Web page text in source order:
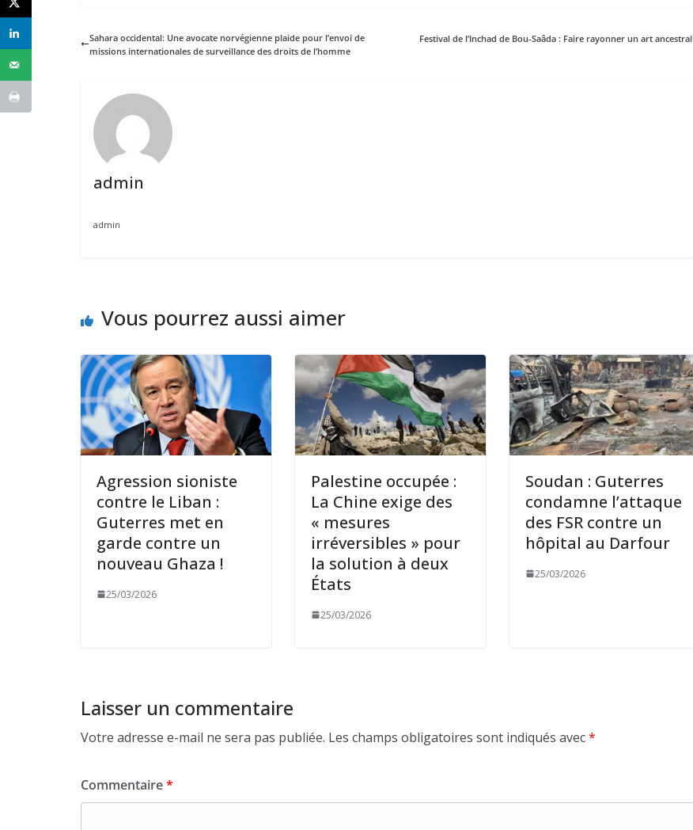
Sahara occidental: Une avocate norvégienne plaide pour l’envoi de
missions internationales de surveillance des droits de l’homme
Festival de l’Inchad de Bou-Saâda : Faire rayonner un art ancestral
admin
admin
Vous pourrez aussi aimer
Agression sioniste
contre le Liban :
Guterres met en
garde contre un
nouveau Ghaza !
25/03/2026
Palestine occupée :
La Chine exige des
« mesures
irréversibles » pour
la solution à deux
États
25/03/2026
Soudan : Guterres
condamne l’attaque
des FSR contre un
hôpital au Darfour
25/03/2026
Laisser un commentaire
Votre adresse e-mail ne sera pas publiée. Les champs obligatoires sont indiqués avec*
Commentaire*